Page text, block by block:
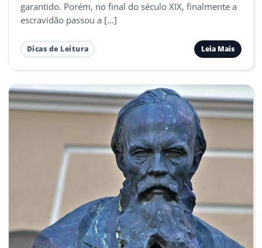
garantido. Porém, no final do século XIX, finalmente a
escravidão passou a […]
Dicas de Leitura Leia Mais